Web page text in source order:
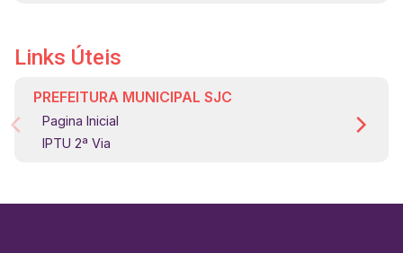
Links Úteis
PREFEITURA MUNICIPAL SJC
Pagina Inicial
IPTU 2ª Via